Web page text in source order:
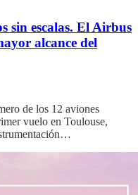
sin escalas. El Airbus
alcance del
de los 12 aviones
vuelo en Toulouse,